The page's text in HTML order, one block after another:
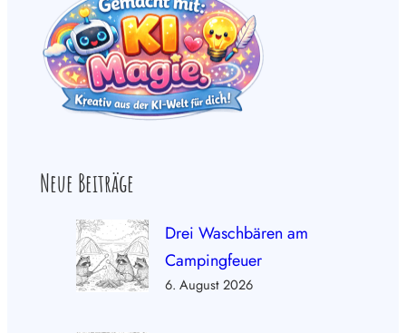
Neue Beiträge
Drei Waschbären am
Campingfeuer
6. August 2026